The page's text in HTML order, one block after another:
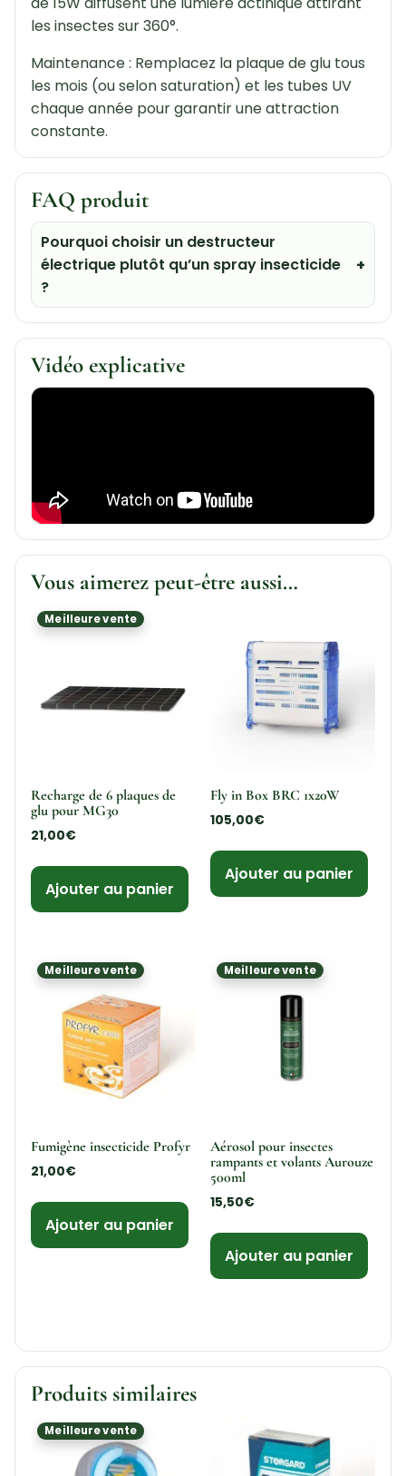
les insectes sur 360°.
Maintenance : Remplacez la plaque de glu tous
les mois (ou selon saturation) et les tubes UV
chaque année pour garantir une attraction
constante.
FAQ produit
Pourquoi choisir un destructeur
électrique plutôt qu’un spray insecticide
?
Vidéo explicative
Vous aimerez peut-être aussi…
Meilleure vente
Recharge de 6 plaques de
glu pour MG30
21,00€
Ajouter au panier
Fly in Box BRC 1x20W
105,00€
Ajouter au panier
Meilleure vente
Fumigène insecticide Profyr
21,00€
Ajouter au panier
Meilleure vente
Aérosol pour insectes
rampants et volants Aurouze
500ml
15,50€
Ajouter au panier
Produits similaires
Meilleure vente